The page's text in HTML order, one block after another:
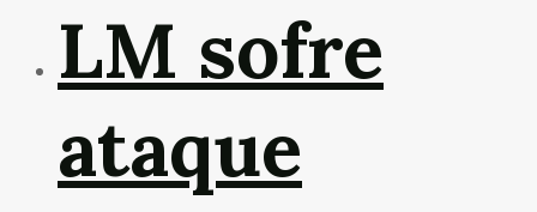
LM sofre
ataque